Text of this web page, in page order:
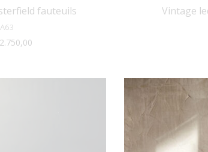
fauteuils
2.750,00
€2.750,00.
Vintage